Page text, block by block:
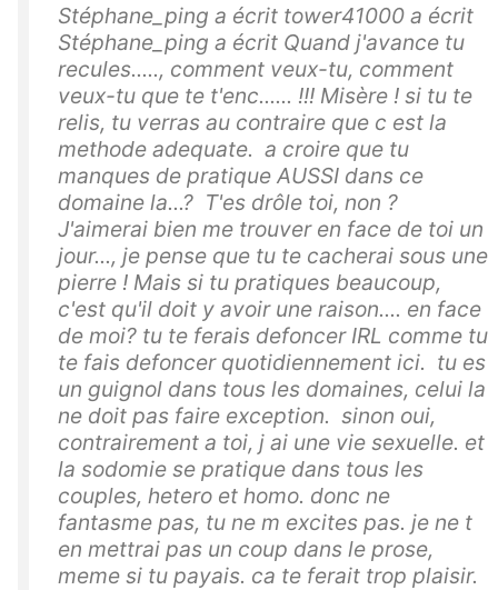
Stéphane_ping a écrit tower41000 a écrit
Stéphane_ping a écrit Quand j'avance tu
recules....., comment veux-tu, comment
veux-tu que te t'enc...... !!! Misère ! si tu te
relis, tu verras au contraire que c est la
methode adequate. a croire que tu
manques de pratique AUSSI dans ce
domaine la...? T'es drôle toi, non ?
J'aimerai bien me trouver en face de toi un
jour..., je pense que tu te cacherai sous une
pierre ! Mais si tu pratiques beaucoup,
c'est qu'il doit y avoir une raison.... en face
de moi? tu te ferais defoncer IRL comme tu
te fais defoncer quotidiennement ici. tu es
un guignol dans tous les domaines, celui la
ne doit pas faire exception. sinon oui,
contrairement a toi, j ai une vie sexuelle. et
la sodomie se pratique dans tous les
couples, hetero et homo. donc ne
fantasme pas, tu ne m excites pas. je ne t
en mettrai pas un coup dans le prose,
meme si tu payais. ca te ferait trop plaisir.